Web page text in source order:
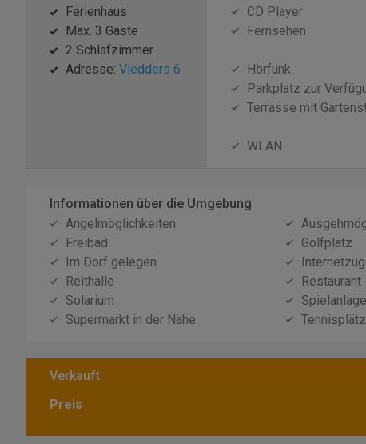
Ferienhaus
Max. 3 Gäste
2 Schlafzimmer
Adresse: Vledders 6
CD Player
Fernsehen
Hörfunk
Parkplatz zur
Terrasse mit
WLAN
Informationen über die Umgebung
Angelmöglichkeiten
Freibad
Golfplatz
Im Dorf gelegen
Reithalle
Restaurant
Solarium
Supermarkt in der Nähe
Verkauft
Preis